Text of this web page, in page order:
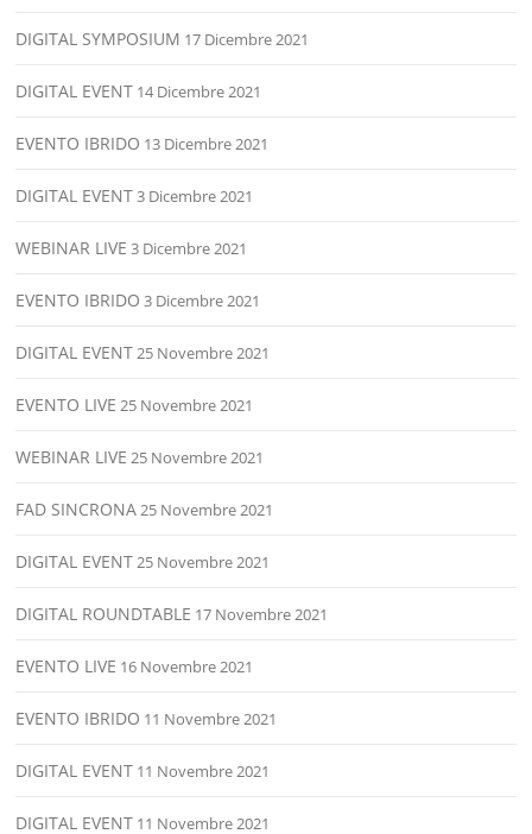
DIGITAL SYMPOSIUM 17 Dicembre 2021
DIGITAL EVENT 14 Dicembre 2021
EVENTO IBRIDO 13 Dicembre 2021
DIGITAL EVENT3 Dicembre 2021
WEBINAR LIVE 3 Dicembre 2021
EVENTO IBRIDO 3 Dicembre 2021
DIGITAL EVENT25 Novembre 2021
EVENTO LIVE 25 Novembre 2021
WEBINAR LIVE 25 Novembre 2021
FAD SINCRONA25 Novembre 2021
DIGITAL EVENT25 Novembre 2021
DIGITAL ROUNDTABLE 17 Novembre 2021
EVENTO LIVE 16 Novembre 2021
EVENTO IBRIDO 11 Novembre 2021
DIGITAL EVENT 11 Novembre 2021
DIGITAL EVENT 11 Novembre 2021